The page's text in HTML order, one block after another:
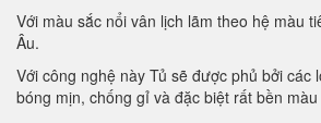
Với màu sắc nổi vân lịch lãm theo hệ màu
Âu.
Với công nghệ này Tủ sẽ được phủ bởi các
bóng mịn, chống gỉ và đặc biệt rất bền